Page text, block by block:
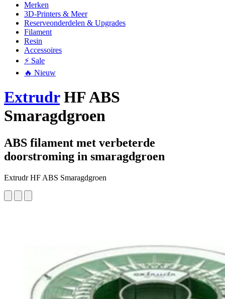
Merken
3D-Printers & Meer
Reserveonderdelen & Upgrades
Filament
Resin
Accessoires
⚡ Sale
🔥 Nieuw
ExtrudrHF ABS
Smaragdgroen
ABS filament met verbeterde
doorstroming in smaragdgroen
Extrudr HF ABS Smaragdgroen